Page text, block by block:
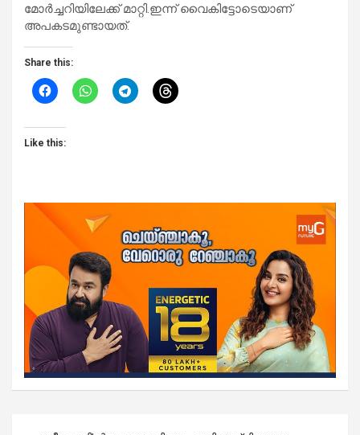
മോര്‍ച്ചറിയിലേക്ക് മാറ്റി.ഇന്ന് വൈകിട്ടോടെയാണ്
അപകടമുണ്ടായത്.
Share this:
Like this: